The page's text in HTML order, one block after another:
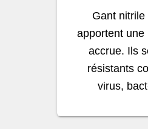
Gant nitrile
apportent une
accrue. Ils
résistants
virus,